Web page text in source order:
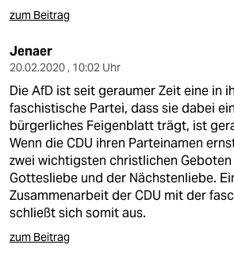
zum Beitrag
Jenaer
20.02.2020 , 10:02 Uhr
Die AfD ist seit geraumer Zeit eine in
faschistische Partei, dass sie dabei
bürgerliches Feigenblatt trägt, ist
Wenn die CDU ihren Parteinamen
zwei wichtigsten christlichen
Gottesliebe und der Nächstenliebe.
Zusammenarbeit der CDU mit der
schließt sich somit aus.
zum Beitrag